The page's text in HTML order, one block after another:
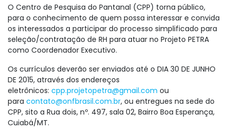
O Centro de Pesquisa do Pantanal (CPP) torna público,
para o conhecimento de quem possa interessar e convida
os interessados a participar do processo simplificado para
seleção/contratação de RH para atuar no Projeto PETRA
como Coordenador Executivo.
Os currículos deverão ser enviados até o DIA 30 DE JUNHO
DE 2015, através dos endereços
eletrônicos: cpp.projetopetra@gmail.com ou
para contato@onfbrasil.com.br, ou entregues na sede do
CPP, sito a Rua dois, nº. 497, sala 02, Bairro Boa Esperança,
Cuiabá/MT.